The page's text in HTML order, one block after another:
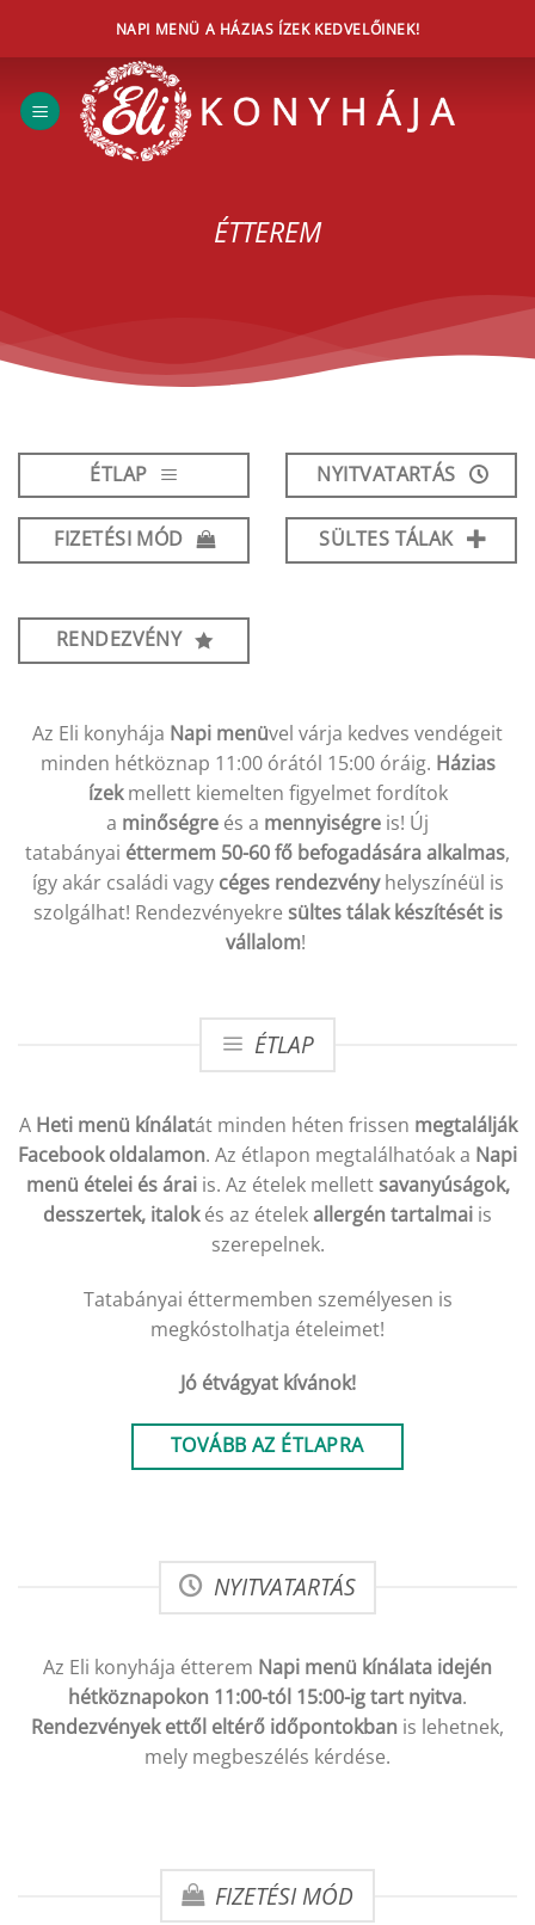
NAPI MENÜ A HÁZIAS ÍZEK KEDVELŐINEK!
ÉTTEREM
ÉTLAP NYITVATARTÁS
FIZETÉSI MÓD SÜLTES TÁLAK
RENDEZVÉNY
Az Eli konyhája Napi menüvel várja kedves vendégeit
minden hétköznap 11:00 órától 15:00 óráig. Házias
ízekmellett kiemelten figyelmet fordítok
a minőségre és a mennyiségre is! Új
tatabányai éttermem 50-60 fő befogadására alkalmas,
így akár családi vagycéges rendezvényhelyszínéül is
szolgálhat! Rendezvényekre sültes tálak készítését is
vállalom!
ÉTLAP
A Heti menü kínálatát minden héten frissen megtalálják
Facebook oldalamon. Az étlapon megtalálhatóak a Napi
menü ételei és áraiis. Az ételek mellettsavanyúságok,
desszertek, italokés az ételekallergén tartalmai is
szerepelnek.
Tatabányai éttermemben személyesen is
megkóstolhatja ételeimet!
Jó étvágyat kívánok!
TOVÁBB AZ ÉTLAPRA
NYITVATARTÁS
Az Eli konyhája étterem Napi menü kínálata idején
hétköznapokon 11:00-tól 15:00-ig tart nyitva.
Rendezvények ettől eltérő időpontokban is lehetnek,
mely megbeszélés kérdése.
FIZETÉSI MÓD